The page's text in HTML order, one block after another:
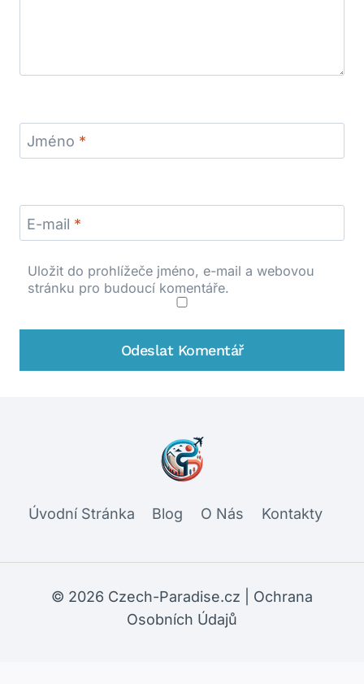
Jméno *
E-mail *
Uložit do prohlížeče jméno, e-mail a webovou
stránku pro budoucí komentáře.
Úvodní Stránka Blog O Nás Kontakty
© 2026 Czech-Paradise.cz | Ochrana
Osobních Údajů